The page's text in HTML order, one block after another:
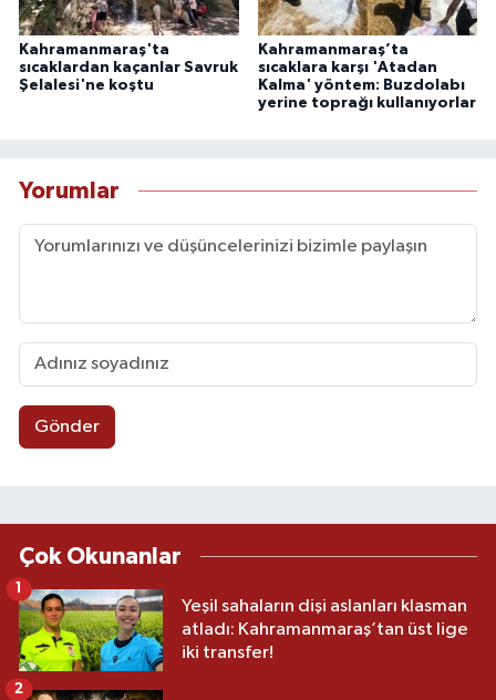
Kahramanmaraş'ta
sıcaklardan kaçanlar Savruk
Şelalesi'ne koştu
Kahramanmaraş’ta
sıcaklara karşı 'Atadan
Kalma' yöntem: Buzdolabı
yerine toprağı kullanıyorlar
Yorumlar
Gönder
Çok Okunanlar
Yeşil sahaların dişi aslanları klasman
atladı: Kahramanmaraş’tan üst lige
iki transfer!
2